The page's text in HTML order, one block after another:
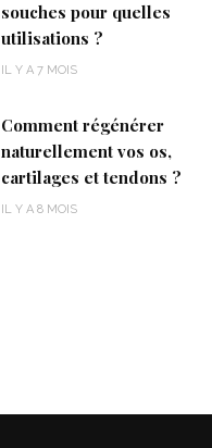
souches pour quelles
utilisations ?
IL Y A 7 MOIS
Comment régénérer
naturellement vos os,
cartilages et tendons ?
IL Y A 8 MOIS